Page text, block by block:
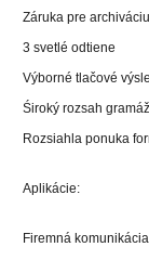
Záruka pre
3 svetlé odtiene
Výborné tlačové
Śiroký rozsah
Rozsiahla ponuka
Aplikácie:
Firemná